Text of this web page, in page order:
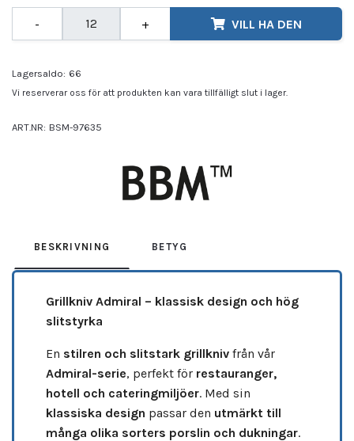
- + VILL HA DEN
Lagersaldo: 66
Vi reserverar oss för att produkten kan vara tillfälligt slut i lager.
ART.NR: BSM-97635
BESKRIVNING BETYG
Grillkniv Admiral – klassisk design och hög
slitstyrka
En stilren och slitstark grillkniv från vår
Admiral-serie, perfekt för restauranger,
hotell och cateringmiljöer. Med sin
klassiska design passar den utmärkt till
många olika sorters porslin och dukningar.